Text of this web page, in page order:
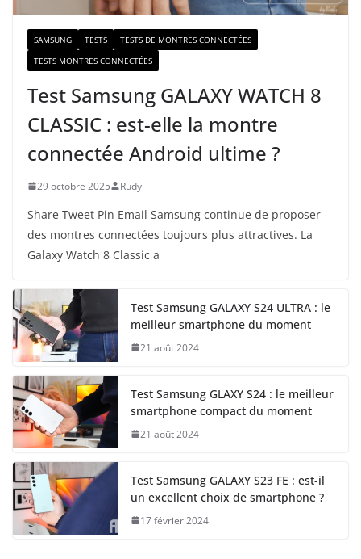
SAMSUNG TESTS
TESTS DE MONTRES CONNECTÉES
TESTS MONTRES CONNECTÉES
Test Samsung GALAXY WATCH 8
CLASSIC : est-elle la montre
connectée Android ultime ?
29 octobre 2025 Rudy
Share Tweet Pin Email Samsung continue de proposer
des montres connectées toujours plus attractives. La
Galaxy Watch 8 Classic a
Test Samsung GALAXY S24 ULTRA : le
meilleur smartphone du moment
21 août 2024
Test Samsung GLAXY S24 : le meilleur
smartphone compact du moment
21 août 2024
Test Samsung GALAXY S23 FE : est-il
un excellent choix de smartphone ?
17 février 2024